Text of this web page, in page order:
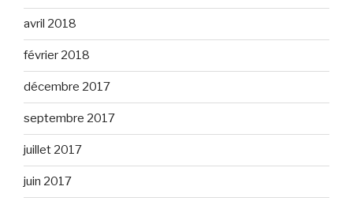
avril 2018
février 2018
décembre 2017
septembre 2017
juillet 2017
juin 2017